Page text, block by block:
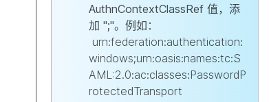
AuthnContextClassRef 值，添
加 ";"。例如：
urn:federation:authentication:
windows;urn:oasis:names:tc:S
AML:2.0:ac:classes:PasswordP
rotectedTransport